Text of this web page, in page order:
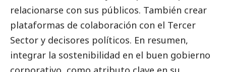
relacionarse con sus públicos. También crear
plataformas de colaboración con el Tercer
Sector y decisores políticos. En resumen,
integrar la sostenibilidad en el buen gobierno